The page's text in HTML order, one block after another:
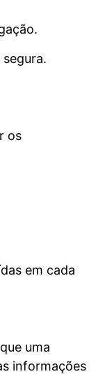
os
em cada
uma
informações